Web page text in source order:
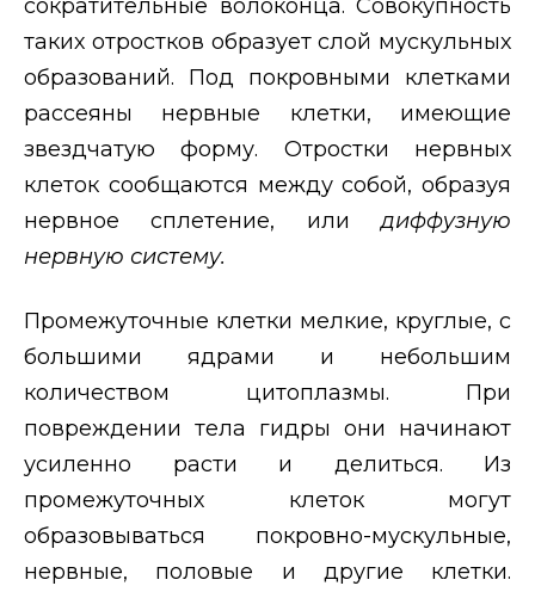
сократительные волоконца. Совокупность
таких отростков образует слой мускульных
образований. Под покровными клетками
рассеяны нервные клетки, имеющие
звездчатую форму. Отростки нервных
клеток сообщаются между собой, образуя
нервное сплетение, илидиффузную
нервную систему.
Промежуточные клетки мелкие, круглые, с
большими ядрами и небольшим
количеством цитоплазмы. При
повреждении тела гидры они начинают
усиленно расти и делиться. Из
промежуточных клеток могут
образовываться покровно-мускульные,
нервные, половые и другие клетки.